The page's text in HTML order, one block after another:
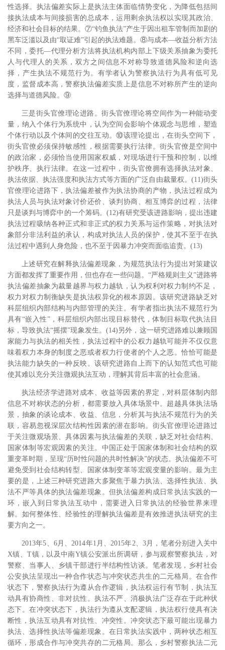
性选择。执法偏差实际上是执法主体面临情势变化，为降低包括间
接执法成本与间接损害的总成本，运用剩余执法权以实现其政治、
经济和社会目标的结果。⑦“钓鱼执法”产生于因出租车管制而加剧的
黑车泛滥以及由“取证难”引起的执法难题。⑧与成本―收益分析方法
不同，委托―代理分析方法将执法机构内部上下级关系抽象为委托
人与代理人的关系，双方之间信息不对称导致道德风险和逆向选
择，产生执法不规范行为。有学者认为警察执法行为具有低可见
度，监督成本高，警察执法偏差实质上是信息不对称所产生的逆向
选择与道德风险。⑨
三是街头官僚理论进路。街头官僚理论将空间作为一种能动变
量，纳入个体行为系统中，认为空间会影响个体观念与思维，塑造
个体行动以及个体间的交往互动。⑩该理论提出，在街头空间下，
街头官僚必须保持敏感性，根据需要执行法律。街头官僚是空间中
的政治家，必须恰当使用国家权威，对现场进行干预和控制，以维
护秩序、执行法律。在这一过程中，街头官僚拥有选择执法对象、
执法依据、执法强度和执法方式等方面的广泛自由裁量权。(11)街头
官僚理论进路下，执法偏差被作为执法协商的产物，执法过程成为
执法人员与执法对象讨价还价、谈判协商、相互博弈的过程，法律
只是谈判与博弈中的一个筹码。(12)有研究受该进路影响，提出违建
执法过程吸纳各种正式和非正式的权力关系与运作策略，对执法对
象部分非法利益的承认，构成对执法人员的保护，使其不至于在执
法过程中遇到人身危险，也不至于因暴力冲突而面临追责。(13)
上述研究在解释执法偏差现象，为规范执法行为提出对策建议
方面都发挥了重要作用，但也存在一些问题。“严格规则主义”进路将
执法偏差抽象为裁量越界与权力越轨，认为权利对权力制约不足，
权力对权力制衡缺失是执法权异化的根本原因。该研究进路缺乏对
科层组织内部结构与内部管理的关注。有学者指出执法不规范行为
具有“嵌入性”，科层组织内部出现目标替代，体制目标取代执法目
标，导致执法“摇摆”现象发生。(14)另外，这一研究进路难以兼顾国
家能力与执法的相关性，执法过程中的公权力越轨可能并不仅仅意
味着权力本身的制度之恶或者权力行使者的个人之恶。恰恰可能是
执法能力缺失的一种反映。该研究进路自上而下的认知范式也可能
使其难以充分关注微观执法互动，理解其背后丰富的社会意涵。
执法经济学进路对成本、收益等因素的界定，对科层体制内部
信息不对称状态的分析，都需要放入具体场景中。超越具体执法场
景，抽象的谈论成本、收益、信息，分析其与执法不规范行为的关
联，容易忽视深层次结构性因素的潜在影响。街头官僚理论进路过
于关注微观场景、具体因素与执法偏差的关联，缺乏对社会结构、
国家体制等宏观因素的关注。中国正处于国家体制和社会结构的双
重变革时期，呈现“历时性问题的共时性解决”的状态。执法偏差不可
避免受到社会结构转型、国家体制变革等宏观变量的影响。最为主
要的是，上述三种研究进路大多聚焦于暴力执法、选择性执法、执
法不严等具体的执法偏差现象。但执法偏差构成日常执法实践的一
环，嵌入到日常执法互动中，需要进入日常执法的经验世界来理
解。如何整体性、经验性的理解执法偏差是有效推进执法研究的主
要方向之一。
2013年5、6月、2014年1月、2015年2、3月，笔者分别进入关中
X镇、T镇，以及中南Y镇公安派出所调研，参与观察警察执法，对
警察、当事人、乡镇干部进行半结构性访谈。笔者发现，乡村社会
公安执法呈现出一种合作状态与冲突状态共生的二元格局。在合作
状态下，警察执法行为遵从合作逻辑，执法权运行有节制，执法互
动具有协商性、非对抗性。执法不严、消极执法广泛存在于此种状
态下。在冲突状态下，执法行为遵从支配逻辑，执法权行使具有决
断性，执法互动具有对抗性、冲突性。冲突状态下最可能出现暴力
执法、选择性执法等偏差现象。在日常执法实践中，两种状态相互
循环，形成合作与冲突共存的二元格局。那么，乡村警察执法二元